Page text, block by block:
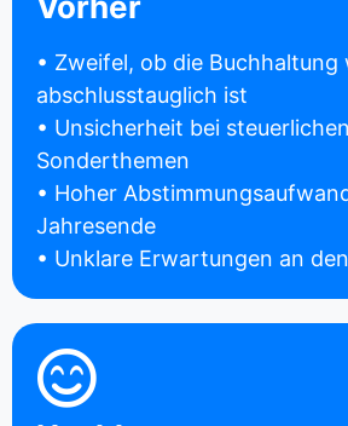
• Zweifel, ob die Buchhaltung
abschlusstauglich ist
• Unsicherheit bei steuerlichen
Sonderthemen
• Hoher
Jahresende
• Unklare Erwartungen an